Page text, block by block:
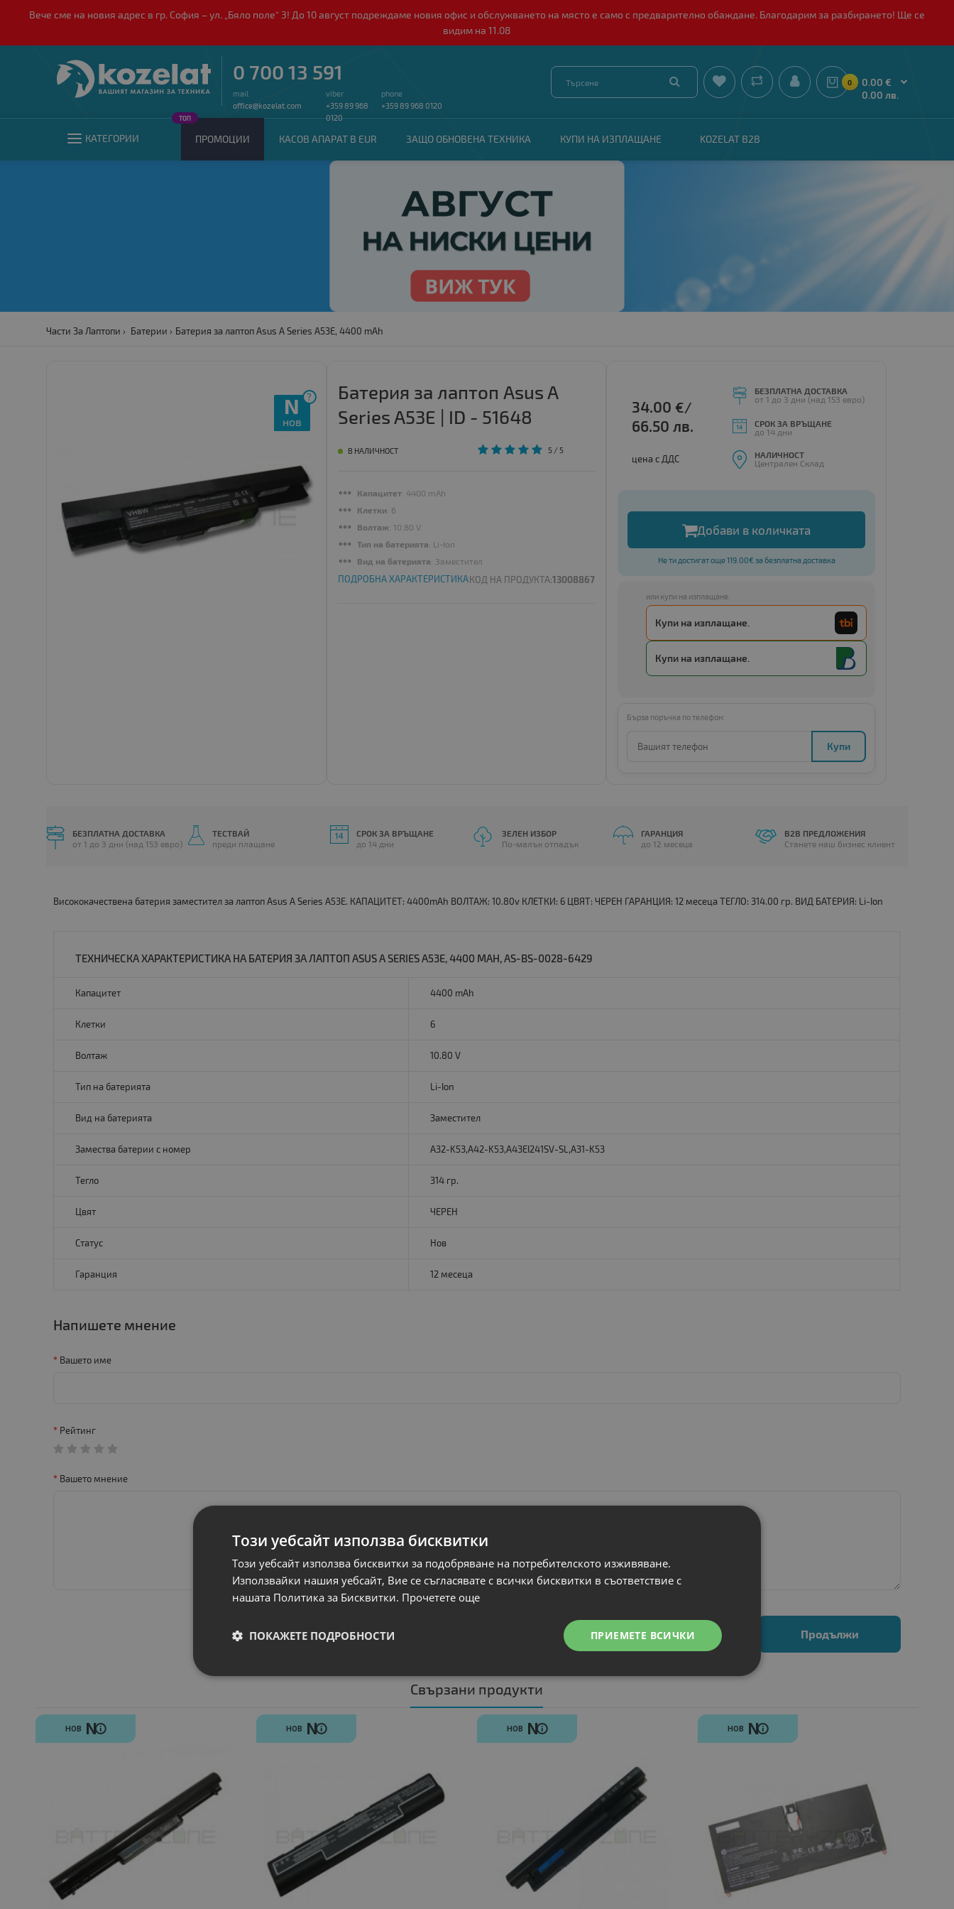
Вече сме на новия адрес в гр. София – ул. „Бяло поле“ 3! До 10 август подреждаме новия офис и обслужването на място е само с предварително обаждане. Благодарим за разбирането! Ще се
видим на 11.08
0 700 13 591
mail
office@kozelat.com
viber
+359 89 968
0120
phone
+359 89 968 0120
 0

0.00 €
0.00 лв.
КАТЕГОРИИ ПРОМОЦИИ
ТОП
КАСОВ АПАРАТ В EUR ЗАЩО ОБНОВЕНА ТЕХНИКА КУПИ НА ИЗПЛАЩАНЕ KOZELAT B2B
Части За Лаптопи Батерии Батерия за лаптоп Asus A Series A53E, 4400 mAh
?
N
нов
Батерия за лаптоп Asus A
Series A53E | ID - 51648
В НАЛИЧНОСТ 5 / 5
Капацитет: 4400 mAh
Клетки: 6
Волтаж: 10.80 V
Тип на батерията: Li-Ion
Вид на батерията: Заместител
ПОДРОБНА ХАРАКТЕРИСТИКАКОД НА ПРОДУКТА:13008867
34.00 €/
66.50 лв.
цена с ДДС
БЕЗПЛАТНА ДОСТАВКА
от 1 до 3 дни (над 153 евро)
СРОК ЗА ВРЪЩАНЕ
до 14 дни
НАЛИЧНОСТ
Централен Склад
Добави в количката
Не ти достигат още 119.00€ за безплатна доставка
или купи на изплащане:
Купи с
Amount below minimum
Купи на изплащане.
Купи на изплащане.
Бърза поръчка по телефон:
Купи
БЕЗПЛАТНА ДОСТАВКА
от 1 до 3 дни (над 153 евро)
ТЕСТВАЙ
преди плащане
СРОК ЗА ВРЪЩАНЕ
до 14 дни
ЗЕЛЕН ИЗБОР
По-малък отпадък
ГАРАНЦИЯ
до 12 месеца
B2B ПРЕДЛОЖЕНИЯ
Станете наш бизнес клиент
Висококачествена батерия заместител за лаптоп Asus A Series A53E. КАПАЦИТЕТ: 4400mAh ВОЛТАЖ: 10.80v КЛЕТКИ: 6 ЦВЯТ: ЧЕРЕН ГАРАНЦИЯ: 12 месеца ТЕГЛО: 314.00 гр. ВИД БАТЕРИЯ: Li-Ion
ТЕХНИЧЕСКА ХАРАКТЕРИСТИКА НА БАТЕРИЯ ЗА ЛАПТОП ASUS A SERIES A53E, 4400 MAH, AS-BS-0028-6429
Капацитет 4400 mAh
Клетки 6
Волтаж 10.80 V
Тип на батерията Li-Ion
Вид на батерията Заместител
Замества батерии с номер A32-K53,A42-K53,A43EI241SV-SL,A31-K53
Тегло 314 гр.
Цвят ЧЕРЕН
Статус Нов
Гаранция 12 месеца
Напишете мнение
Вашето име
Рейтинг
Вашето мнение
Продължи
Свързани продукти
НОВ N НОВ N НОВ N НОВ N
Този уебсайт използва бисквитки
Този уебсайт използва бисквитки за подобряване на потребителското изживяване.
Използвайки нашия уебсайт, Вие се съгласявате с всички бисквитки в съответствие с
нашата Политика за Бисквитки. Прочетете още
ПРИЕМЕТЕ ВСИЧКИ
ПОКАЖЕТЕ ПОДРОБНОСТИ